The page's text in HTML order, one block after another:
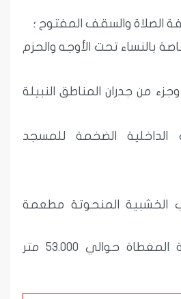
الصلاة والسقف المفتوح ؛
بالنساء تحت الأوجه والحزم
من جدران المناطق النبيلة
الداخلية الضخمة للمسجد
الخشبية المنحوتة مطعمة
تبلغ كامل المساحة المغطاة حوالي 53.000 متر